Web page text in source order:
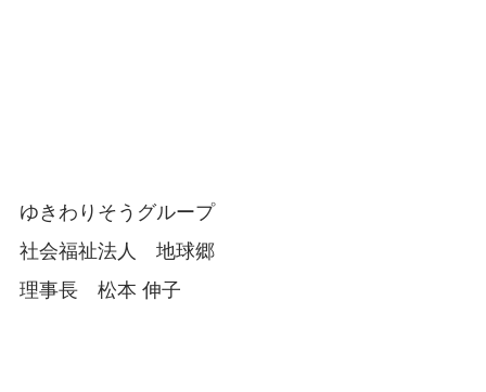
ゆきわりそうグループ
社会福祉法人 地球郷
理事長 松本 伸子